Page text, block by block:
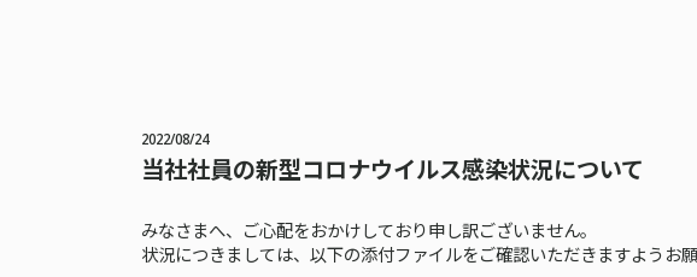
2022/08/24
当社社員の新型コロナウイルス感染状況について
みなさまへ、ご心配をおかけしており申し訳ございません。
状況につきましては、以下の添付ファイルをご確認いただきますようお願